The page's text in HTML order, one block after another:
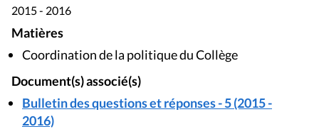
2015 - 2016
Matières
Coordination de la politique du Collège
Document(s) associé(s)
Bulletin des questions et réponses - 5 (2015 -
2016)